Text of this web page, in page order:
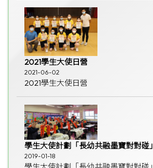
2021學生大使日營
2021-06-02
2021學生大使日營
學生大使計劃「長幼共融墨寶對對碰」
2019-01-18